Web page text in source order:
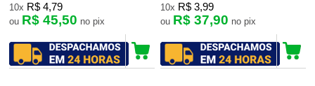
10x R$ 4,79
ou R$ 45,50 no pix
10x R$ 3,99
ou R$ 37,90 no pix